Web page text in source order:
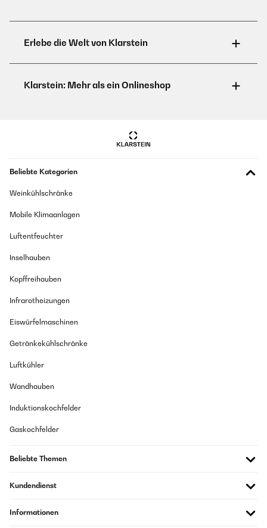
Beliebte Kategorien
Weinkühlschränke
Mobile Klimaanlagen
Luftentfeuchter
Inselhauben
Kopffreihauben
Infrarotheizungen
Eiswürfelmaschinen
Getränkekühlschränke
Luftkühler
Wandhauben
Induktionskochfelder
Gaskochfelder
Beliebte Themen
Kundendienst
Informationen